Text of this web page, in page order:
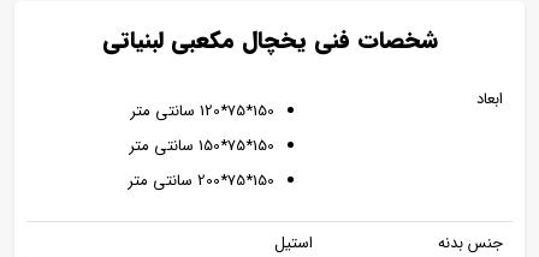
شخصات فنی یخچال مکعبی لبنیاتی
ابعاد
150*75*120 سانتی متر
150*75*150 سانتی متر
150*75*200 سانتی متر
جنس بدنه
استیل